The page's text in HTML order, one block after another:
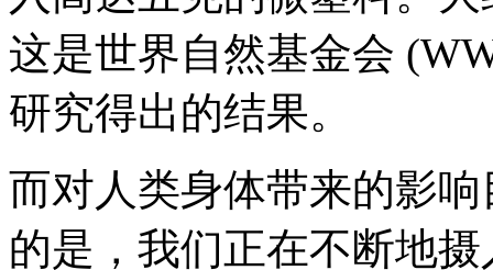
这是世界自然基金会
研究得出的结果。
而对人类身体带来的影
的是，我们正在不断地